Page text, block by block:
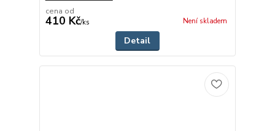
cena od
410 Kč/ks Není skladem
Detail